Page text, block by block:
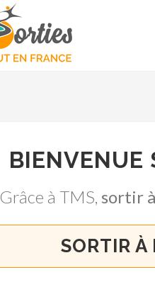
BIENVENUE
Grâce à TMS, sortir
SORTIR